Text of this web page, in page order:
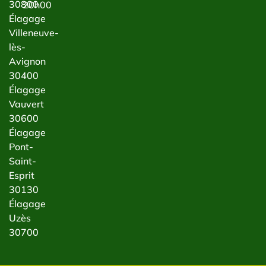
30800
Élagage
Villeneuve-
lès-
Avignon
30400
Élagage
Vauvert
30600
Élagage
Pont-
Saint-
Esprit
30130
Élagage
Uzès
30700
20h00